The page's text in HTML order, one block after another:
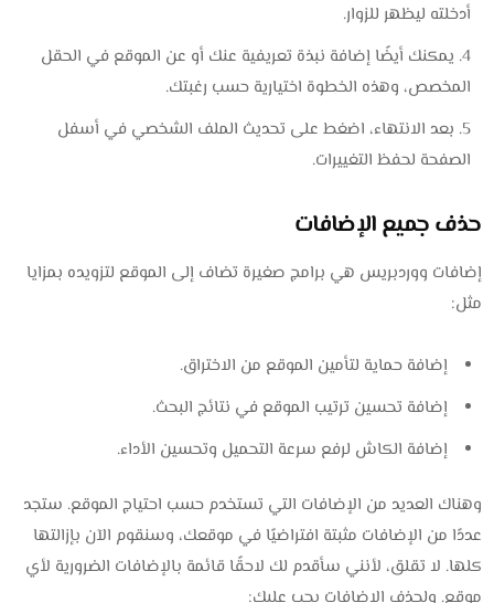
أدخلته ليظهر للزوار.
يمكنك أيضًا إضافة نبذة تعريفية عنك أو عن الموقع في الحقل
المخصص، وهذه الخطوة اختيارية حسب رغبتك.
بعد الانتهاء، اضغط على تحديث الملف الشخصي في أسفل
الصفحة لحفظ التغييرات.
حذف جميع الإضافات
إضافات ووردبريس هي برامج صغيرة تضاف إلى الموقع لتزويده بمزايا
مثل:
إضافة حماية لتأمين الموقع من الاختراق.
إضافة تحسين ترتيب الموقع في نتائج البحث.
إضافة الكاش لرفع سرعة التحميل وتحسين الأداء.
وهناك العديد من الإضافات التي تستخدم حسب احتياج الموقع. ستجد
عددًا من الإضافات مثبتة افتراضيًا في موقعك، وسنقوم الآن بإزالتها
كلها. لا تقلق، لأنني سأقدم لك لاحقًا قائمة بالإضافات الضرورية لأي